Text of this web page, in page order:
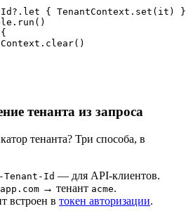
{ TenantContext.set(it) }
тенанта из запроса
тенанта? Три способа, в
Tenant-Id — для API-клиентов.
→ тенант acme.
встроен в токен авторизации.